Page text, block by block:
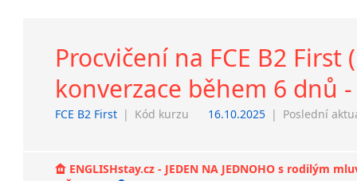
Procvičení na FCE B2
konverzace během 6 dnů -
FCE B2 First | Kód kurzu 16.10.2025 | Poslední
ENGLISHstay.cz - JEDEN NA JEDNOHO s rodilým